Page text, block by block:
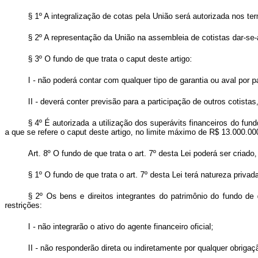
§ 1º A integralização de cotas pela União será autorizada nos
§ 2º A representação da União na assembleia de cotistas dar-
§ 3º O fundo de que trata o caputdeste artigo:
I - não poderá contar com qualquer tipo de garantia ou aval
II - deverá conter previsão para a participação de outros
§ 4º É autorizada a utilização dos superávits financeiros do
a que se refere o caput deste artigo, no limite máximo de R$
Art. 8º O fundo de que trata o art. 7º desta Lei poderá ser
§ 1º O fundo de que trata o art. 7º desta Lei terá natureza
§ 2º Os bens e direitos integrantes do patrimônio do fundo
restrições:
I - não integrarão o ativo do agente financeiro oficial;
II - não responderão direta ou indiretamente por qualquer